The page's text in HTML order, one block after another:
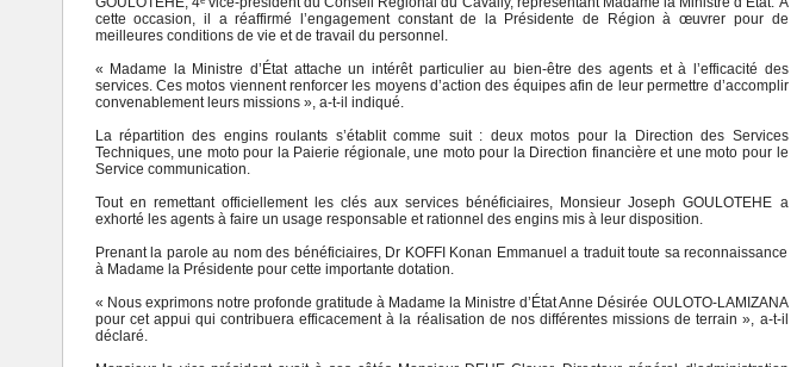
cette occasion, il a réaffirmé l’engagement constant de la Présidente de Région à œuvrer pour de
meilleures conditions de vie et de travail du personnel.
« Madame la Ministre d’État attache un intérêt particulier au bien-être des agents et à l’efficacité des
services. Ces motos viennent renforcer les moyens d’action des équipes afin de leur permettre d’accomplir
convenablement leurs missions », a-t-il indiqué.
La répartition des engins roulants s’établit comme suit : deux motos pour la Direction des Services
Techniques, une moto pour la Paierie régionale, une moto pour la Direction financière et une moto pour le
Service communication.
Tout en remettant officiellement les clés aux services bénéficiaires, Monsieur Joseph GOULOTEHE a
exhorté les agents à faire un usage responsable et rationnel des engins mis à leur disposition.
Prenant la parole au nom des bénéficiaires, Dr KOFFI Konan Emmanuel a traduit toute sa reconnaissance
à Madame la Présidente pour cette importante dotation.
« Nous exprimons notre profonde gratitude à Madame la Ministre d’État Anne Désirée OULOTO-LAMIZANA
pour cet appui qui contribuera efficacement à la réalisation de nos différentes missions de terrain », a-t-il
déclaré.